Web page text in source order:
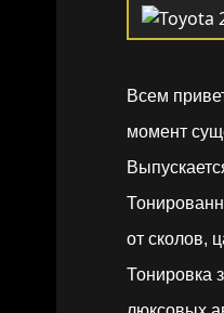
Всем
момент
от сколов,
Тонировка